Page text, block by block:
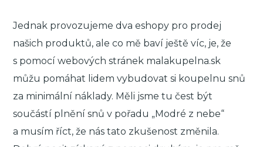
Jednak provozujeme dva eshopy pro prodej
našich produktů, ale co mě baví ještě víc, je, že
s pomocí webových stránek malakupelna.sk
můžu pomáhat lidem vybudovat si koupelnu snů
za minimální náklady. Měli jsme tu čest být
součástí plnění snů v pořadu „Modré z nebe“
a musím říct, že nás tato zkušenost změnila.